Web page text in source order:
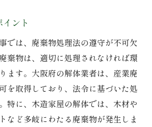
ント
では、廃棄物処理法の遵守が不可欠
棄物は、適切に処理されなければ環
ます。大阪府の解体業者は、産業廃
を取得しており、法令に基づいた処
特に、木造家屋の解体では、木材や
など多岐にわたる廃棄物が発生しま